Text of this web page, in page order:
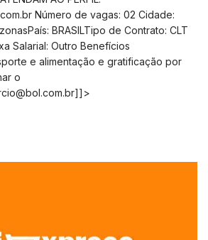
Número de vagas: 02 Cidade:
BRASILTipo de Contrato: CLT
Salarial: Outro Benefícios
e alimentação e gratificação por
o
]]>